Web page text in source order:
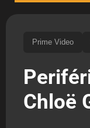
Prime Video
Chloë